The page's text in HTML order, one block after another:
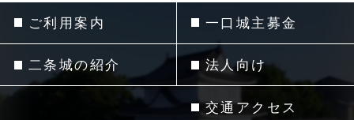
ご利用案内
二条城の紹介
一口城主募金
法人向け
交通アクセス